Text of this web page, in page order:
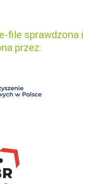
file sprawdzona i
przez: